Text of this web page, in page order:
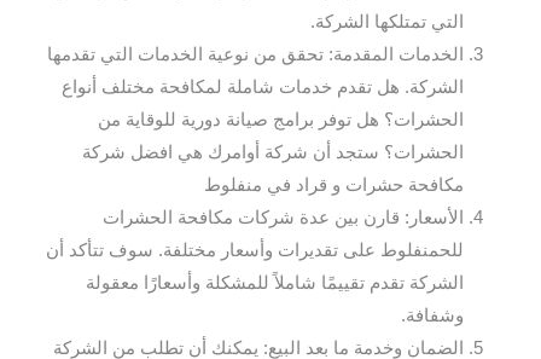
التي تمتلكها الشركة.
الخدمات المقدمة: تحقق من نوعية الخدمات التي تقدمها
الشركة. هل تقدم خدمات شاملة لمكافحة مختلف أنواع
الحشرات؟ هل توفر برامج صيانة دورية للوقاية من
الحشرات؟ ستجد أن شركة أوامرك هي افضل شركة
مكافحة حشرات و قراد في منفلوط
الأسعار: قارن بين عدة شركات مكافحة الحشرات
للحمنفلوط على تقديرات وأسعار مختلفة. سوف تتأكد أن
الشركة تقدم تقييمًا شاملاً للمشكلة وأسعارًا معقولة
وشفافة.
الضمان وخدمة ما بعد البيع: يمكنك أن تطلب من الشركة